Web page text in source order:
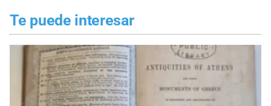
Te puede interesar